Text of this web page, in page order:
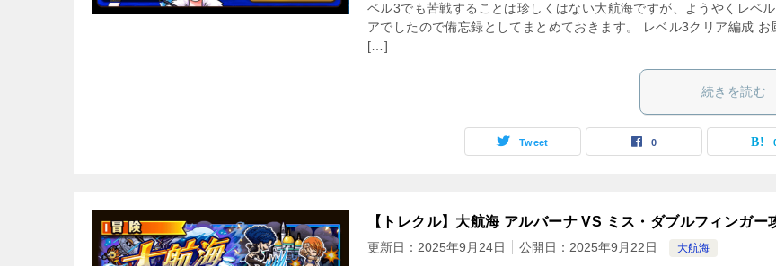
ベル3でも苦戦することは珍しくはない大航海ですが、ようやくレベ
アでしたので備忘録としてまとめておきます。 レベル3クリア編成 お
[…]
続きを読む
Tweet 0
【トレクル】大航海 アルバーナ VS ミス・ダブルフィンガー
更新日： 2025年9月24日 公開日： 2025年9月22日 大航海